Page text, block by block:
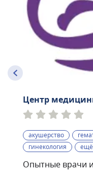
Центр
акушерство
гинекология
Опытные врачи